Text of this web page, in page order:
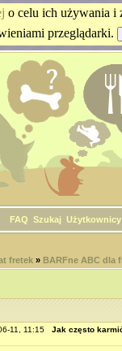
o celu ich używania i
przeglądarki.
FAQ Szukaj Użytkownicy
fretek » BARFne ABC dla
11, 11:15 Jak często